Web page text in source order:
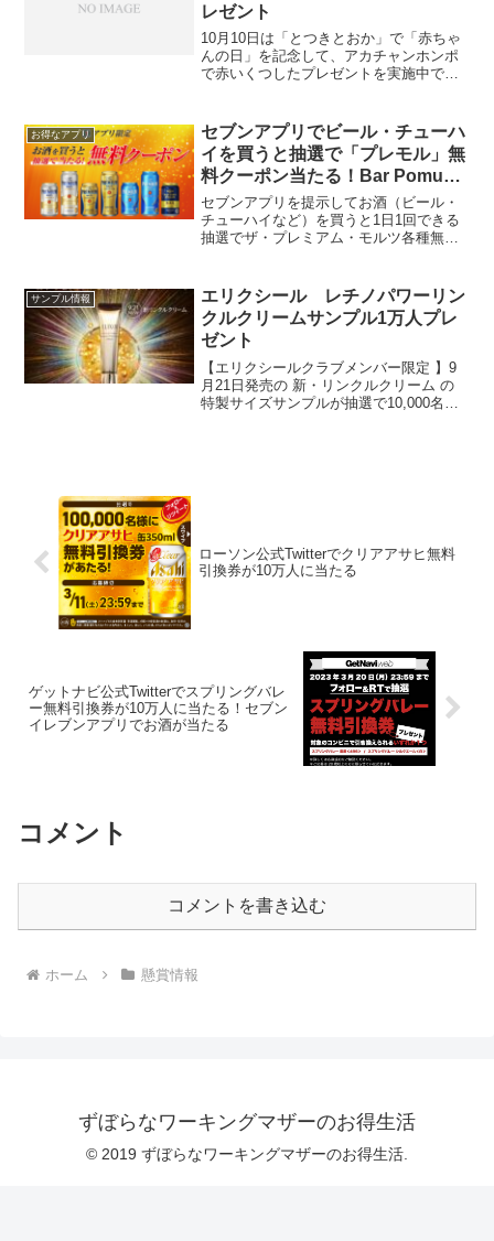
レゼント
10月10日は「とつきとおか」で「赤ちゃ
んの日」を記念して、アカチャンホンポ
で赤いくつしたプレゼントを実施中で
ターでフォロー画面を提示すると全店舗
合計先着1万...
お得なアプリ
セブンアプリでビール・チューハ
イを買うと抽選で「プレモル」無
料クーポン当たる！Bar Pomum
無料クーポンきてる？
セブンアプリを提示してお酒（ビール・
チューハイなど）を買うと1日1回できる
抽選でザ・プレミアム・モルツ各種無料
リにBar Pomumの無料クーポンが届いて
いま...
サンプル情報
エリクシール レチノパワーリン
クルクリームサンプル1万人プレ
ゼント
【エリクシールクラブメンバー限定 】9
月21日発売の 新・リンクルクリーム の
特製サイズサンプルが抽選で10,000名さ
ローソン公式Twitterでクリアアサヒ無料
引換券が10万人に当たる
ゲットナビ公式Twitterでスプリングバレ
ー無料引換券が10万人に当たる！セブン
イレブンアプリでお酒が当たる
コメント
コメントを書き込む
ホーム 懸賞情報
ずぼらなワーキングマザーのお得生活
© 2019 ずぼらなワーキングマザーのお得生活.